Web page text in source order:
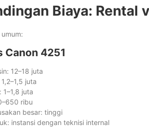
Biaya: Rental
Canon 4251
12–18 juta
juta
1–1,8 juta
ribu
besar: tinggi
instansi dengan teknisi internal